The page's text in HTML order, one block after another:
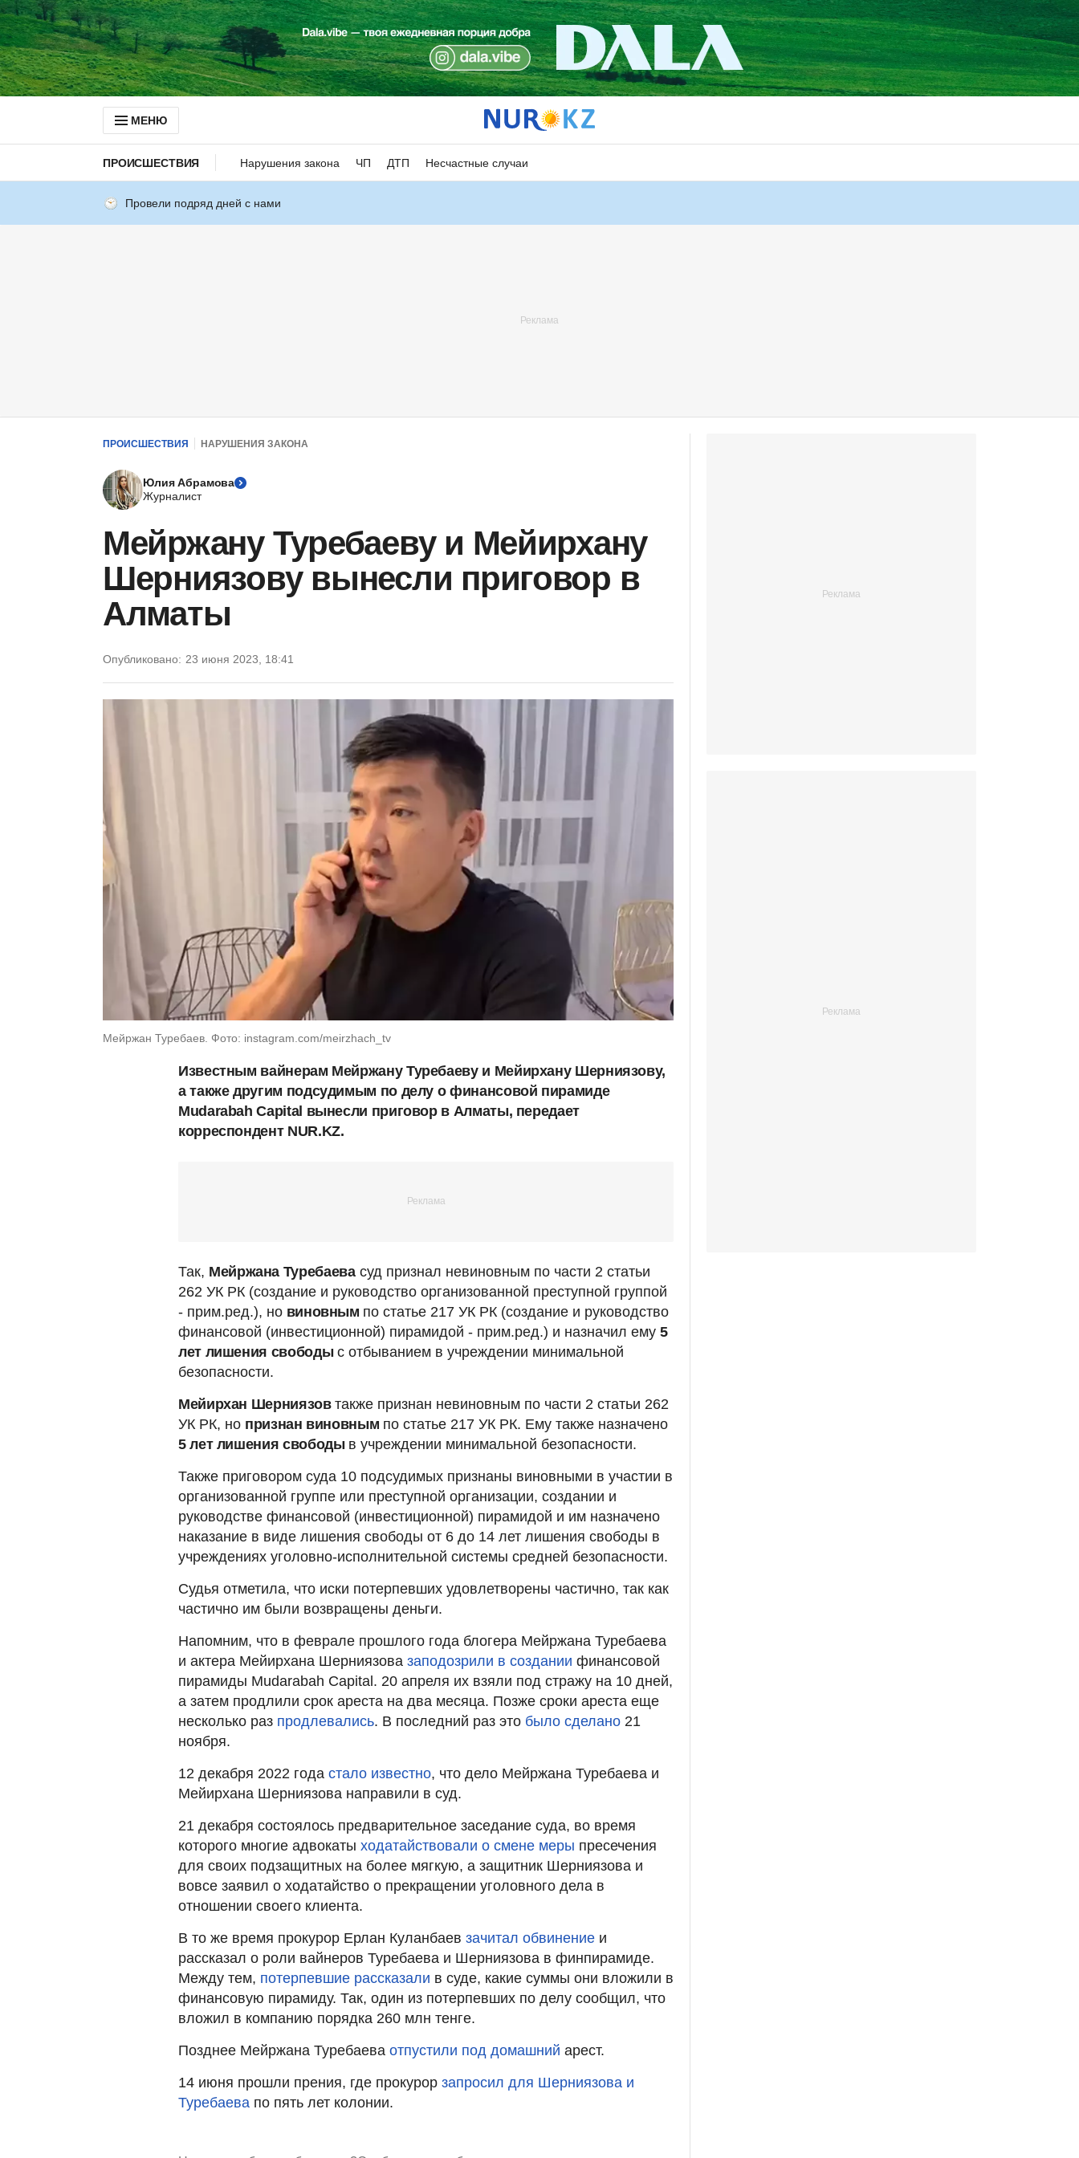
МЕНЮ
ПРОИСШЕСТВИЯ Нарушения закона ЧП ДТП Несчастные случаи
Провели подряд дней с нами
ПРОИСШЕСТВИЯ НАРУШЕНИЯ ЗАКОНА
Юлия Абрамова
Журналист
Мейржану Туребаеву и Мейирхану
Шерниязову вынесли приговор в
Алматы
Опубликовано: 23 июня 2023, 18:41
Мейржан Туребаев. Фото: instagram.com/meirzhach_tv
Известным вайнерам Мейржану Туребаеву и Мейирхану Шерниязову,
а также другим подсудимым по делу о финансовой пирамиде
Mudarabah Capital вынесли приговор в Алматы, передает
корреспондент NUR.KZ.
Так, Мейржана Туребаевасуд признал невиновным по части 2 статьи
262 УК РК (создание и руководство организованной преступной группой
- прим.ред.), но виновным по статье 217 УК РК (создание и руководство
финансовой (инвестиционной) пирамидой - прим.ред.) и назначил ему 5
лет лишения свободыс отбыванием в учреждении минимальной
безопасности.
Мейирхан Шерниязовтакже признан невиновным по части 2 статьи 262
УК РК, но признан виновным по статье 217 УК РК. Ему также назначено
5 лет лишения свободыв учреждении минимальной безопасности.
Также приговором суда 10 подсудимых признаны виновными в участии в
организованной группе или преступной организации, создании и
руководстве финансовой (инвестиционной) пирамидой и им назначено
наказание в виде лишения свободы от 6 до 14 лет лишения свободы в
учреждениях уголовно-исполнительной системы средней безопасности.
Судья отметила, что иски потерпевших удовлетворены частично, так как
частично им были возвращены деньги.
Напомним, что в феврале прошлого года блогера Мейржана Туребаева
и актера Мейирхана Шерниязова заподозрили в создании финансовой
пирамиды Mudarabah Capital. 20 апреля их взяли под стражу на 10 дней,
а затем продлили срок ареста на два месяца. Позже сроки ареста еще
несколько раз продлевались. В последний раз это было сделано 21
ноября.
12 декабря 2022 года стало известно, что дело Мейржана Туребаева и
Мейирхана Шерниязова направили в суд.
21 декабря состоялось предварительное заседание суда, во время
которого многие адвокаты ходатайствовали о смене меры пресечения
для своих подзащитных на более мягкую, а защитник Шерниязова и
вовсе заявил о ходатайство о прекращении уголовного дела в
отношении своего клиента.
В то же время прокурор Ерлан Куланбаев зачитал обвинение и
рассказал о роли вайнеров Туребаева и Шерниязова в финпирамиде.
Между тем, потерпевшие рассказали в суде, какие суммы они вложили в
финансовую пирамиду. Так, один из потерпевших по делу сообщил, что
вложил в компанию порядка 260 млн тенге.
Позднее Мейржана Туребаева отпустили под домашний арест.
14 июня прошли прения, где прокурор запросил для Шерниязова и
Туребаева по пять лет колонии.